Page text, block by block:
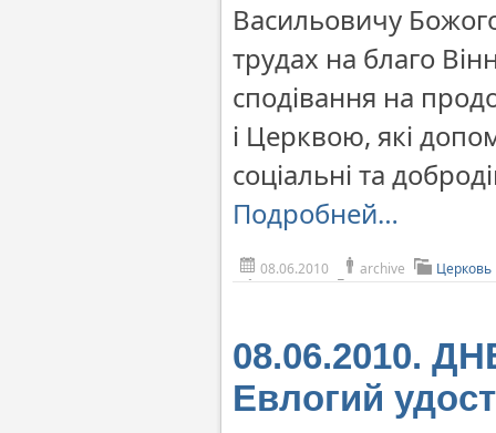
Васильовичу
трудах на благо
сподівання на
і Церквою, які
соціальні та
Подробней…
08.06.2010 archive Церковь
08.06.2010.
Евлогий